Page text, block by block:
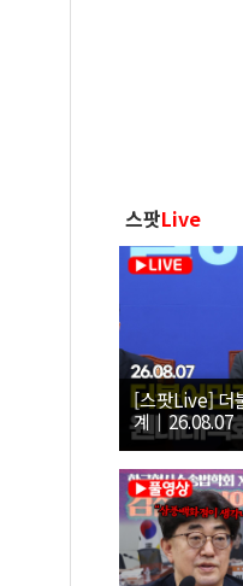
스팟Live
[스팟Live] 더
계｜26.08.07